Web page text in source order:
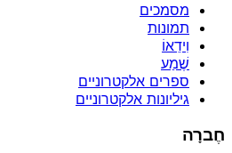
מסמכים
תמונות
וִידֵאוֹ
שֶׁמַע
ספרים אלקטרוניים
גיליונות אלקטרוניים
חֶברָה